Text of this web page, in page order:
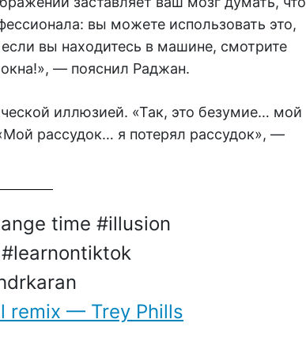
вы можете использовать это,
вы находитесь в машине, смотрите
— пояснил Раджан.
иллюзией. «Так, это безумие… мой
рассудок… я потерял рассудок», —
time #illusion
#learnontiktok
remix — Trey Phills